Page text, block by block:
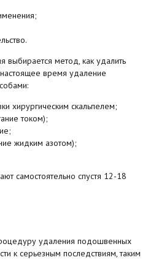
выбирается метод, как удалить
время удаление
хирургическим скальпелем;
током);
жидким азотом);
самостоятельно спустя 12-18
удаления подошвенных
к серьезным последствиям, таким